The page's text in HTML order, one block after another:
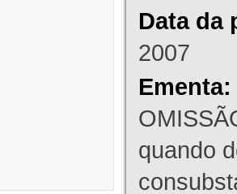
Data da
2007
Ementa:
quando